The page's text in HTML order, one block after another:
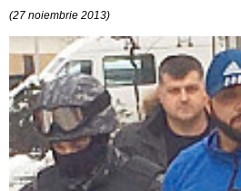
(27 noiembrie 2013)